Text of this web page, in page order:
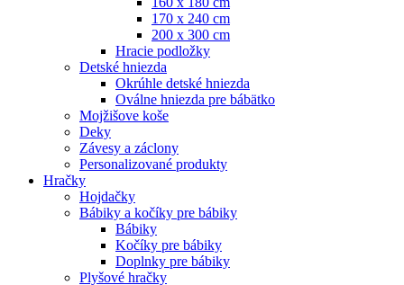
170 x 240 cm
200 x 300 cm
Hracie podložky
Detské hniezda
Okrúhle detské hniezda
Oválne hniezda pre bábätko
Mojžišove koše
Deky
Závesy a záclony
Personalizované produkty
Hračky
Hojdačky
Bábiky a kočíky pre bábiky
Bábiky
Kočíky pre bábiky
Doplnky pre bábiky
Plyšové hračky